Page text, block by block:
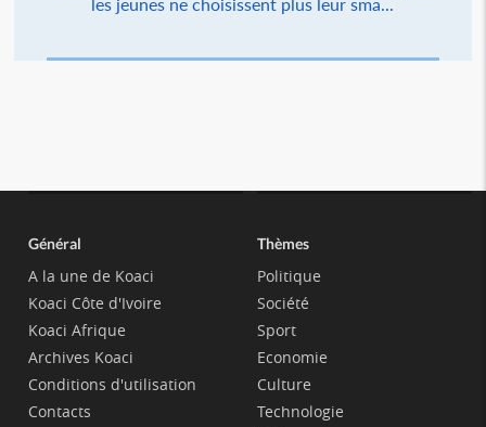
Général
A la une de Koaci
Koaci Côte d'Ivoire
Koaci Afrique
Archives Koaci
Conditions d'utilisation
Contacts
Thèmes
Politique
Société
Sport
Economie
Culture
Technologie